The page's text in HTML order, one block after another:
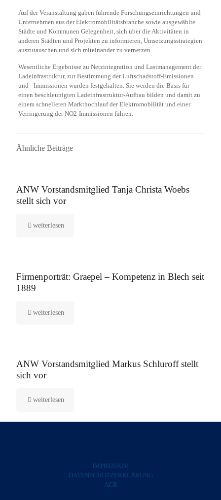
Auf der Veranstaltung gaben führende Forschungseinrichtungen und
Unternehmen aus der Elektromobilitätsbranche sowie ausgewählte
Städte und Kommunen Gelegenheit, sich über die Aktivitäten in
anderen Städten und Projekten zu informieren, Umsetzungsstrategien
auszutauschen und sich miteinander zu vernetzen.
Wesentliche Ergebnisse zu Netzintegration und Lastmanagement der
Ladeinfrastruktur, zur Bestimmung der Luftschadstoff-Emissionen
und –Immissionen wurden festgehalten. Sie werden die Basis für
einen beschleunigten Ladeinfrastruktur-Aufbau bilden und damit zu
einem schnelleren Markthochlauf der Elektromobilität und einer
Verringerung der NO2-Immissionen führen.
Ähnliche Beiträge
ANW Vorstandsmitglied Tanja Christa Woebs
stellt sich vor
weiterlesen
Firmenporträt: Graepel – Kompetenz in Blech seit
1889
weiterlesen
ANW Vorstandsmitglied Markus Schluroff stellt
sich vor
weiterlesen
IMPRESSUM
DATENSCHUTZERKLÄRUNG
AGB